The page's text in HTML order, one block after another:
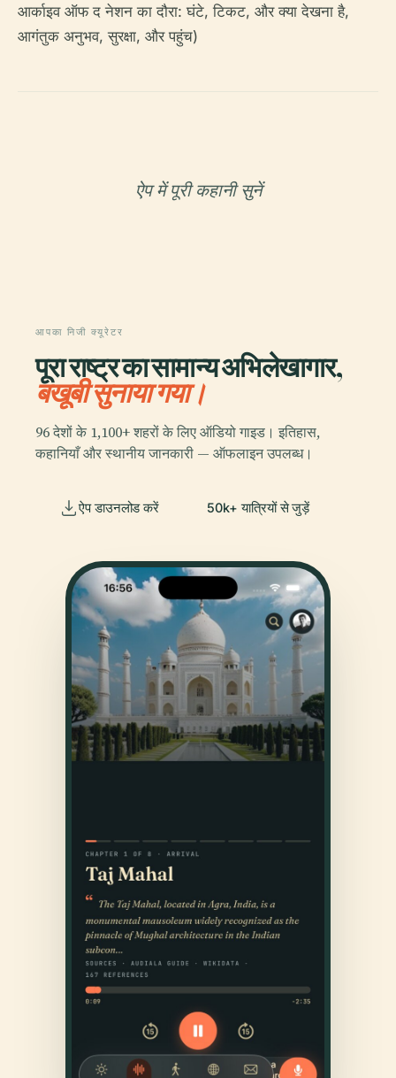
आर्काइव ऑफ द नेशन का दौरा: घंटे, टिकट, और क्या देखना है,
आगंतुक अनुभव, सुरक्षा, और पहुंच)
ऐप में पूरी कहानी सुनें
आपका निजी क्यूरेटर
पूरा राष्ट्र का सामान्य अभिलेखागार,
बखूबी सुनाया गया।
96 देशों के 1,100+ शहरों के लिए ऑडियो गाइड। इतिहास,
कहानियाँ और स्थानीय जानकारी — ऑफलाइन उपलब्ध।
ऐप डाउनलोड करें 50k+ यात्रियों से जुड़ें